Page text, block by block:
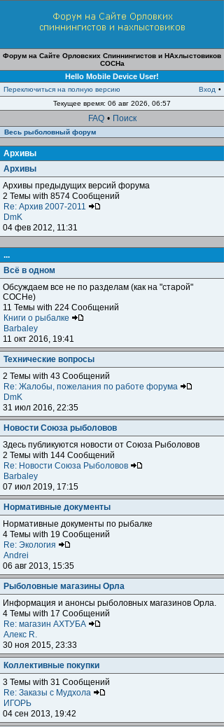
Форум на Сайте Орловских Спиннингистов и НАхлыстовиков
СОСНа
Hello Mobile Device User!
Переключиться на полную версию Вход •
Текущее время: 06 авг 2026, 06:57
FAQ • Поиск
Весь рыболовный форум
Архивы
Архивы
Архивы предыдущих версий форума
2 Темы with 8574 Сообщений
Re: Архив 2007-2011
DmK
04 фев 2012, 11:31
...
Всё в одном
Обсуждаем все не по разделам (как на "старой"
СОСНе)
11 Темы with 224 Сообщений
Книги о рыбалке
Barbaley
11 окт 2016, 19:41
Технические вопросы
2 Темы with 43 Сообщений
Re: Жалобы, пожелания по работе форума
DmK
31 июл 2016, 22:35
Новости Союза рыболовов
Здесь публикуются новости от Союза Рыболовов
2 Темы with 144 Сообщений
Re: Новости Союза Рыболовов
Barbaley
07 июл 2019, 17:15
Нормативные документы
Нормативные документы по рыбалке
4 Темы with 19 Сообщений
Re: Экология
Andrei
06 авг 2013, 15:35
Рыболовные магазины Орла
Информация и анонсы рыболовных магазинов Орла.
4 Темы with 17 Сообщений
Re: магазин АХТУБА
Алекс R.
30 ноя 2015, 23:33
Коллективные покупки
3 Темы with 31 Сообщений
Re: Заказы с Мудхола
ИГОРЬ
04 сен 2013, 19:42